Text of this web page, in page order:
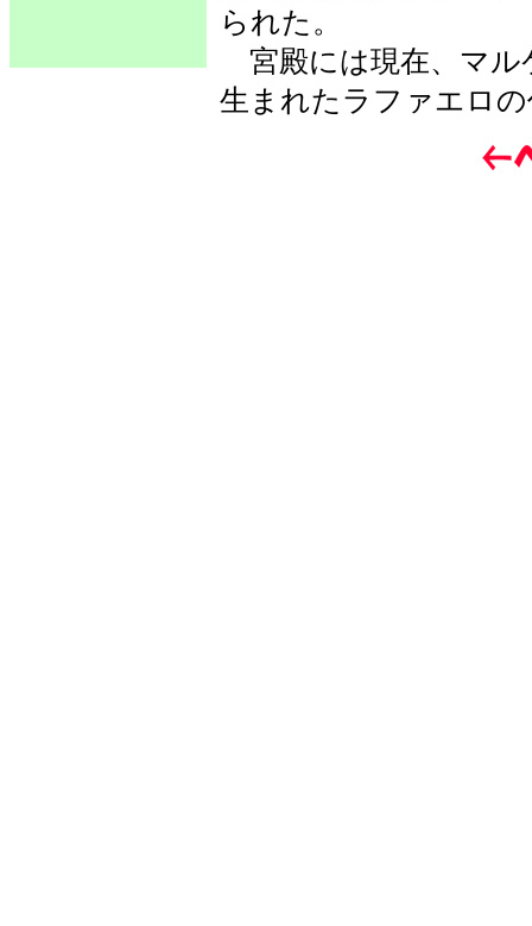
られた。
宮殿には現在、マル
生まれたラファエロ